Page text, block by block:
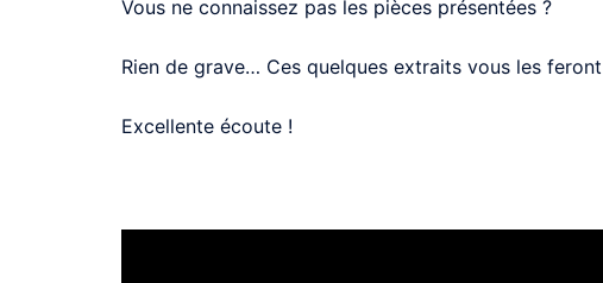
Vous ne connaissez pas les pièces présentées ?
Rien de grave… Ces quelques extraits vous les
Excellente écoute !